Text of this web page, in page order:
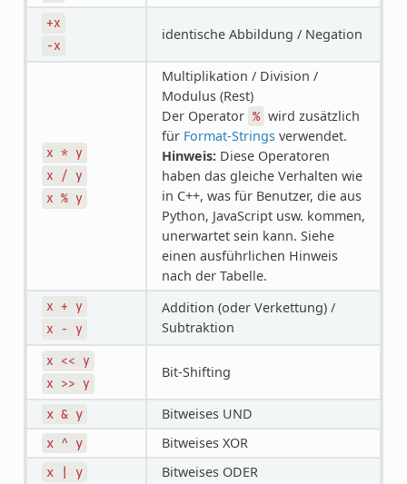
+x
-x
identische Abbildung / Negation
x * y
x / y
x % y
Multiplikation / Division /
Modulus (Rest)
Der Operator % wird zusätzlich
für Format-Stringsverwendet.
Hinweis:Diese Operatoren
haben das gleiche Verhalten wie
in C++, was für Benutzer, die aus
Python, JavaScript usw. kommen,
unerwartet sein kann. Siehe
einen ausführlichen Hinweis
nach der Tabelle.
x + y
x - y
Addition (oder Verkettung) /
Subtraktion
x << y
x >> y
Bit-Shifting
x & y Bitweises UND
x ^ y Bitweises XOR
x | y Bitweises ODER